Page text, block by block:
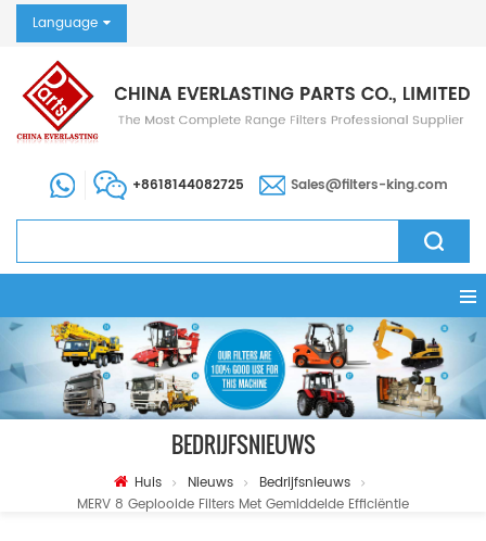
Language
+8618144082725 Sales@filters-king.com
BEDRIJFSNIEUWS
Huis Nieuws
Bedrijfsnieuws
MERV 8 Geplooide Filters Met Gemiddelde Efficiëntie